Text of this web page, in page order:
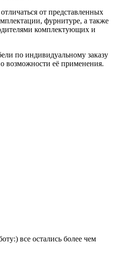
от представленных
фурнитуре, а также
комплектующих и
по индивидуальному заказу
возможности её применения.
все остались более чем